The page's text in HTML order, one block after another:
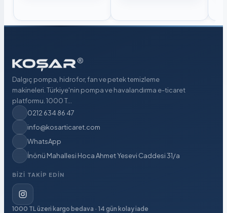
Dalgıç pompa, hidrofor, fan ve petek temizleme
makineleri. Türkiye'nin pompa ve havalandırma e-ticaret
platformu. 1000 T...
0212 634 86 47
info@kosarticaret.com
WhatsApp
İnönü Mahallesi Hoca Ahmet Yesevi Caddesi 31/a
BIZI TAKIP EDIN
1000 TL üzeri kargo bedava · 14 gün kolay iade